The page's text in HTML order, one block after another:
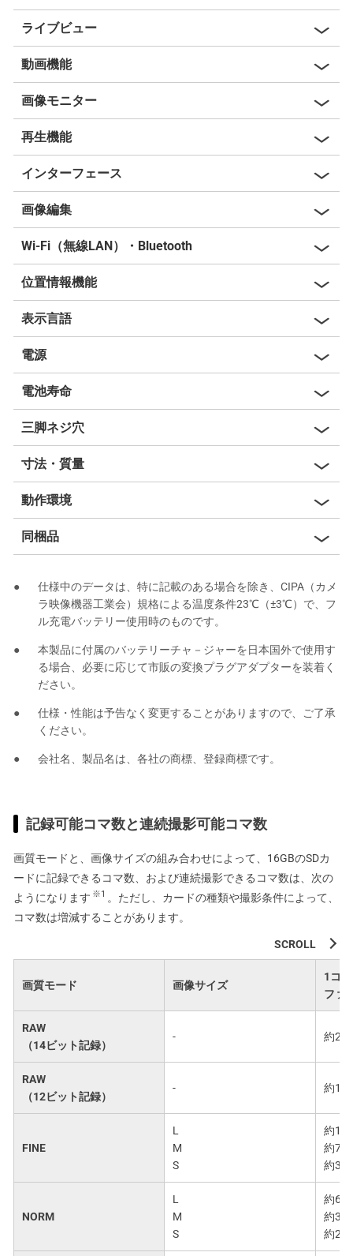
ライブビュー
動画機能
画像モニター
再生機能
インターフェース
画像編集
Wi-Fi（無線LAN）・Bluetooth
位置情報機能
表示言語
電源
電池寿命
三脚ネジ穴
寸法・質量
動作環境
同梱品
仕様中のデータは、特に記載のある場合を除き、CIPA（カメ
ラ映像機器工業会）規格による温度条件23℃（±3℃）で、フ
ル充電バッテリー使用時のものです。
本製品に付属のバッテリーチャ－ジャーを日本国外で使用す
る場合、必要に応じて市販の変換プラグアダプターを装着く
ださい。
仕様・性能は予告なく変更することがありますので、ご了承
ください。
会社名、製品名は、各社の商標、登録商標です。
記録可能コマ数と連続撮影可能コマ数
画質モードと、画像サイズの組み合わせによって、16GBのSDカ
ードに記録できるコマ数、および連続撮影できるコマ数は、次の
ようになります ※1 。ただし、カードの種類や撮影条件によって、
コマ数は増減することがあります。
画質モード 画像サイズ
1コ
ファ
RAW
（14ビット記録）
- 約
RAW
（12ビット記録）
- 約
FINE
L
M
S
約
約
約
NORM
L
M
S
約
約
約